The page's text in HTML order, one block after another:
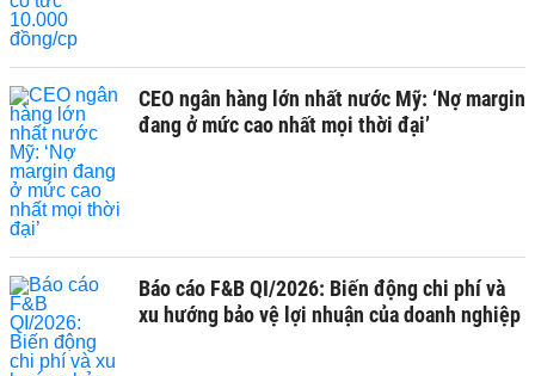
CEO ngân hàng lớn nhất nước Mỹ: ‘Nợ margin
đang ở mức cao nhất mọi thời đại’
Báo cáo F&B QI/2026: Biến động chi phí và
xu hướng bảo vệ lợi nhuận của doanh nghiệp